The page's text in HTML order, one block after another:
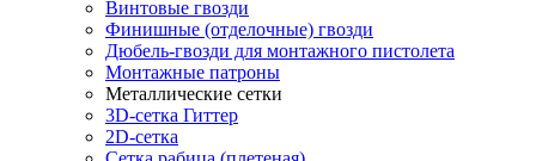
Винтовые гвозди
Финишные (отделочные) гвозди
Дюбель-гвозди для монтажного пистолета
Монтажные патроны
Металлические сетки
3D-сетка Гиттер
2D-сетка